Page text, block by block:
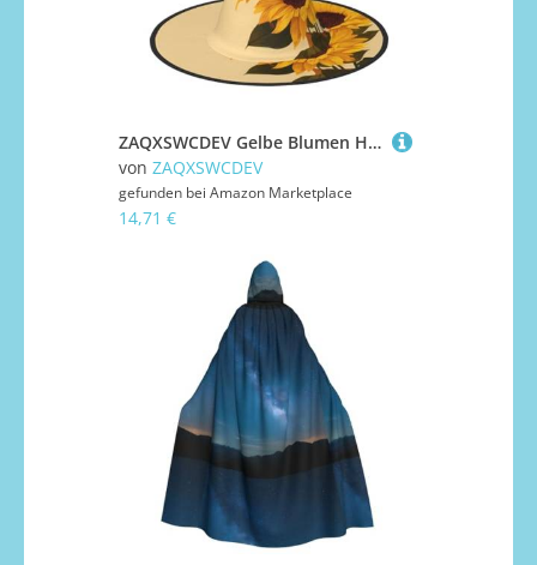
ZAQXSWCDEV Gelbe Blumen Halloween Hut - Gruseliges Party-Kostüm-Accessoire mit Volldruck-Design - Leichter faltbarer Hexenhut für Halloween, Karneval, Maskerade & Rollenspiel-Veranstaltungen
von ZAQXSWCDEV
gefunden bei Amazon Marketplace
14,71 €